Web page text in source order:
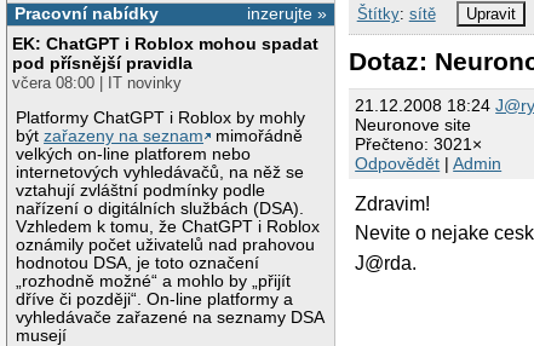
inzerujte »
Pracovní nabídky
EK: ChatGPT i Roblox mohou spadat
pod přísnější pravidla
včera 08:00 | IT novinky
Platformy ChatGPT i Roblox by mohly
býtzařazeny na seznam
mimořádně
velkých on-line platforem nebo
internetových vyhledávačů, na něž se
vztahují zvláštní podmínky podle
nařízení o digitálních službách (DSA).
Vzhledem k tomu, že ChatGPT i Roblox
oznámily počet uživatelů nad prahovou
hodnotou DSA, je toto označení
„rozhodně možné“ a mohlo by „přijít
dříve či později“. On-line platformy a
vyhledávače zařazené na seznamy DSA
musejí
Štítky: sítě Upravit
Dotaz:
21.12.2008 18:24
Neuronove site
Přečteno: 3021×
Odpovědět |Admin
Zdravim!
Nevite o nejake
J@rda.